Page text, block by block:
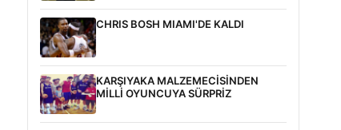
CHRIS BOSH MIAMI'DE KALDI
KARŞIYAKA MALZEMECİSİNDEN
MİLLİ OYUNCUYA SÜRPRİZ